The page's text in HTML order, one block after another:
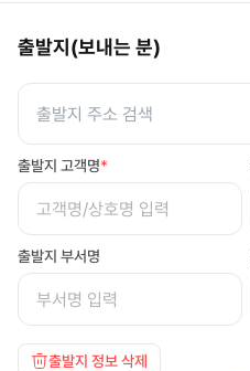
출발지(보내는 분)
출발지 고객명*
출발지 부서명
출발지 정보 삭제